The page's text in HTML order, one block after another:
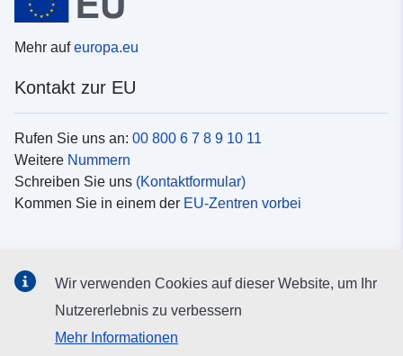
Mehr aufeuropa.eu
Kontakt zur EU
Rufen Sie uns an: 00 800 6 7 8 9 10 11
Weitere Nummern
Schreiben Sie uns (Kontaktformular)
Kommen Sie in einem der EU-Zentren vorbei
Suche nach EUSocial-Media-Kanäle
Wir verwenden Cookies auf dieser Website, um Ihr
Nutzererlebnis zu verbessern
Mehr Informationen